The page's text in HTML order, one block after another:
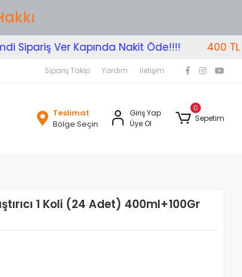
Sipariş Ver Kapında Nakit Öde!!!! 400 TL
Sipariş Takip Yardım İletişim
Teslimat
Bölge Seçin
Giriş Yap
Üye Ol
0
Sepetim
1 Koli (24 Adet) 400ml+100Gr